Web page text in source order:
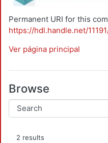
Permanent URI for this
https://hdl.handle.net/
Ver página principal
Browse
2 results